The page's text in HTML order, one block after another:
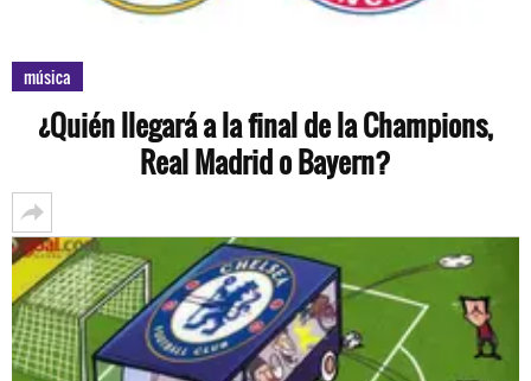
música
¿Quién llegará a la final de la Champions,
Real Madrid o Bayern?